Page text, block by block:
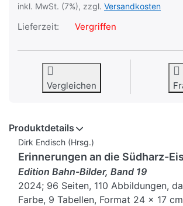
inkl. MwSt. (7%), zzgl. Versandkosten
Lieferzeit: Vergriffen
Vergleichen
Produktdetails
Dirk Endisch (Hrsg.)
Erinnerungen an die Südharz-
Edition Bahn-Bilder, Band 19
2024; 96 Seiten, 110 Abbildungen,
Farbe, 9 Tabellen, Format 24 x 17